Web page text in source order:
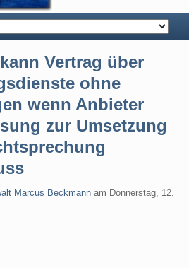
Vertrag über
ohne
wenn Anbieter
zur Umsetzung
Marcus Beckmann am Donnerstag, 12.